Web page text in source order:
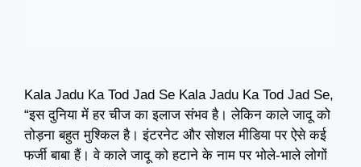
Kala Jadu Ka Tod Jad Se Kala Jadu Ka Tod Jad Se,
“इस दुनिया में हर चीज का इलाज संभव है। लेकिन काले जादू को
तोड़ना बहुत मुश्किल है। इंटरनेट और सोशल मीडिया पर ऐसे कई
फर्जी बाबा हैं। वे काले जादू को हटाने के नाम पर भोले-भाले लोगों